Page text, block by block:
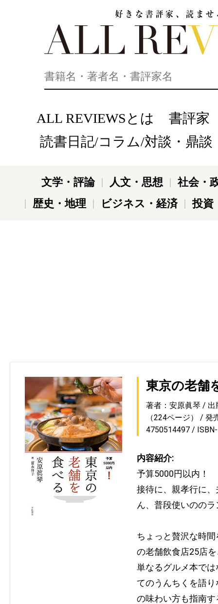
ALL REVIEWSとは
書評家
読書日記/コラム/対談・鼎談
文学・評論 人文・思想
社会・
歴史・地理
ビジネス・経済 投資
東京の老舗
著者：安原眞琴
出
（224ページ）
発
4750514497
内容紹介:
予算5000円以内！
接待に、親孝行に
ん、普段使いのの
ちょっと贅沢な時
の老舗飲食店25店
単なるグルメ本で
てのうんちくを語
の味わい方も指南